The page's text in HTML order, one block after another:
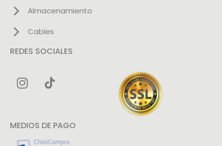
Almacenamiento
Cables
REDES SOCIALES
MEDIOS DE PAGO